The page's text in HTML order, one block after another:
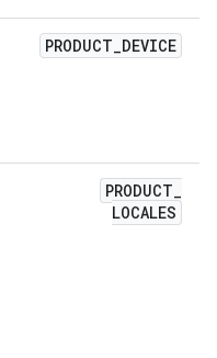
PRODUCT_DEVICE
PRODUCT_
LOCALES